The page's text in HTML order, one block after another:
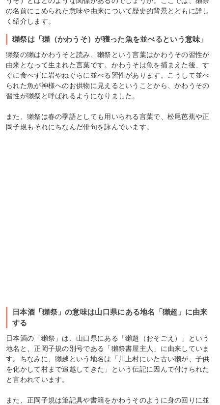
の名前にこめられた意味や由来について歴史的背景とともに詳し
く紹介します。
獺祭は「獺（かわうそ）が獲った魚を並べるという意味」
獺祭の獺はかわうそと読み、獺祭という言葉はかわうその習性が
由来となって生まれた言葉です。かわうそは魚を捕まえた後、す
ぐに食べずに岩やねぐらに並べる習性があります。こうして並べ
られた魚が神様へのお供物に見えるということから、かわうその
習性が獺祭と呼ばれるようになりました。
また、獺祭は春の季語としても用いられる言葉で、松尾芭蕉や正
岡子規もそれにちなんだ俳句を詠んでいます。
日本酒「獺祭」の意味は山口県にある地名「獺超」に由来
する
日本酒の「獺祭」は、山口県にある「獺超（おそごえ）」という
地名と、正岡子規の別号である「獺祭書屋主人」に由来していま
す。ちなみに、獺越という地名は「川上村にいた古い獺が、子供
を化かして村まで追越してきた」という伝記に因んで付けられた
と言われています。
また、正岡子規は筆記具や書籍をかわうそのように身の回りに並